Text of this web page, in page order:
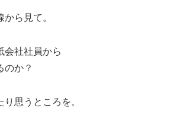
ら見て。
会社社員から
のか？
思うところを。